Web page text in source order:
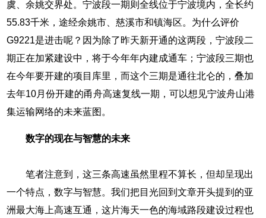
虞、余姚交界处。宁波段一期则全线位于宁波境内，全长约
55.83千米，途经余姚市、慈溪市和镇海区。为什么评价
G9221是进击呢？因为除了昨天新开通的这两段，宁波段二
期正在加紧建设中，将于今年年内建成通车；宁波段三期也
在今年要开建的项目库里，而这个三期是通往北仑的，叠加
去年10月份开建的甬舟高速复线一期，可以想见宁波舟山港
集运输网络的未来蓝图。
数字的现在与智慧的未来
笔者注意到，这三条高速虽然里程不算长，但却呈现出
一个特点，数字与智慧。我们把目光回到文章开头提到的亚
洲最大海上高速互通，这片海天一色的海域路段建设过程也